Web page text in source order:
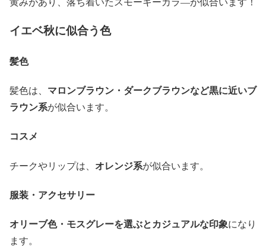
イエベ秋に似合う色
髪色
髪色は、 マロンブラウン・ダークブラウンなど黒に近いブ
ラウン系が似合います。
コスメ
チークやリップは、 オレンジ系が似合います。
服装・アクセサリー
オリーブ色・モスグレーを選ぶとカジュアルな印象になり
ます。